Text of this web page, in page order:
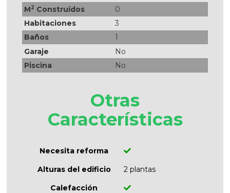
M2 Construídos
0
Habitaciones
3
Baños
1
Garaje
No
Piscina
No
Otras
Características
Necesita reforma
Alturas del edificio
2 plantas
Calefacción